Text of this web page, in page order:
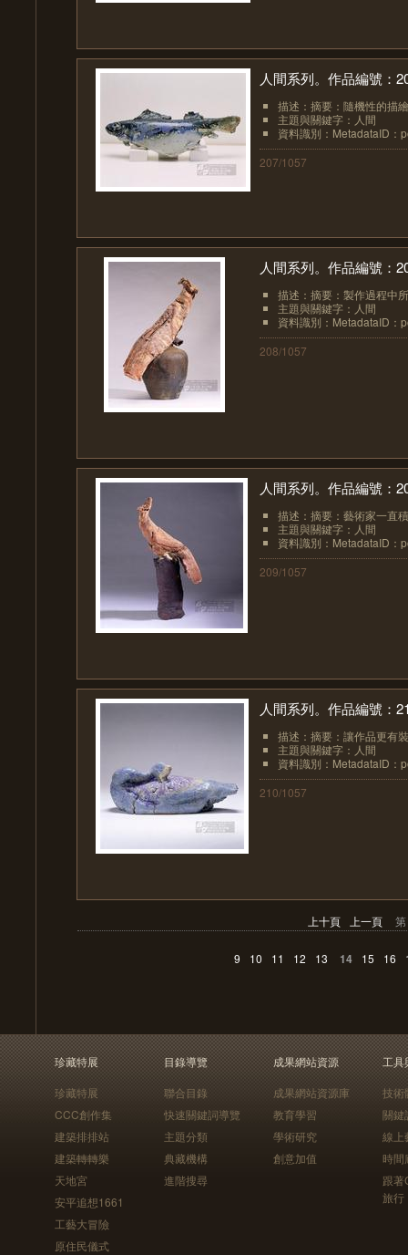
人間系列。作品編號：
描述：摘要：隨機性的描
主題與關鍵字：人間
資料識別：MetadataID
207/1057
人間系列。作品編號：
描述：摘要：製作過程中
主題與關鍵字：人間
資料識別：MetadataID
208/1057
人間系列。作品編號：
描述：摘要：藝術家一直
主題與關鍵字：人間
資料識別：MetadataID
209/1057
人間系列。作品編號：
描述：摘要：讓作品更有
主題與關鍵字：人間
資料識別：MetadataID
210/1057
上十頁 上一頁
9 10 11 12 13 14 15 16
珍藏特展
珍藏特展
CCC創作集
建築排排站
建築轉轉樂
天地宮
安平追想1661
工藝大冒險
原住民儀式
目錄導覽
聯合目錄
快速關鍵詞導覽
主題分類
典藏機構
進階搜尋
成果網站資源
成果網站資源庫
教育學習
學術研究
創意加值
工具
技術
關鍵
線上
時間
跟
旅行